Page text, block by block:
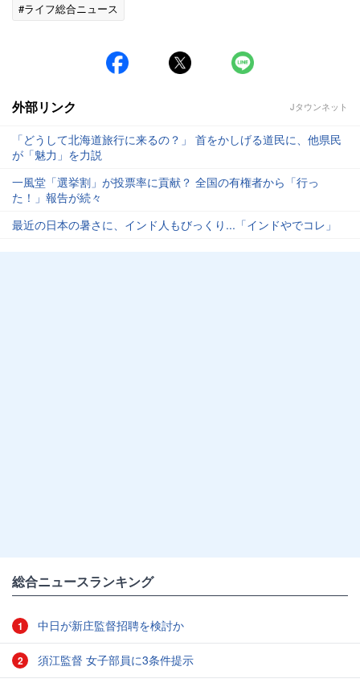
#ライフ総合ニュース
外部リンク Jタウンネット
「どうして北海道旅行に来るの？」 首をかしげる道民に、他県民
が「魅力」を力説
一風堂「選挙割」が投票率に貢献？ 全国の有権者から「行っ
た！」報告が続々
最近の日本の暑さに、インド人もびっくり...「インドやでコレ」
総合ニュースランキング
1 中日が新庄監督招聘を検討か
2 須江監督 女子部員に3条件提示